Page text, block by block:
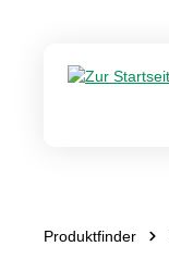
Produktfinder